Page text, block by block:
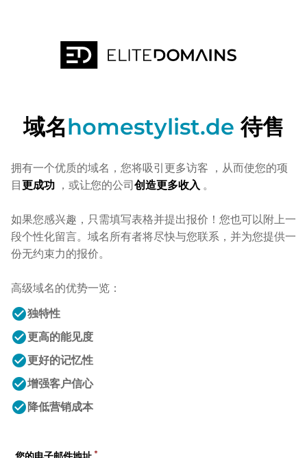
域名homestylist.de 待售
拥有一个优质的域名，您将吸引更多访客 ，从而使您的项
目更成功 ，或让您的公司创造更多收入 。
如果您感兴趣，只需填写表格并提出报价！您也可以附上一
段个性化留言。域名所有者将尽快与您联系，并为您提供一
份无约束力的报价。
高级域名的优势一览：
check_circle独特性
check_circle更高的能见度
check_circle更好的记忆性
check_circle增强客户信心
check_circle 降低营销成本